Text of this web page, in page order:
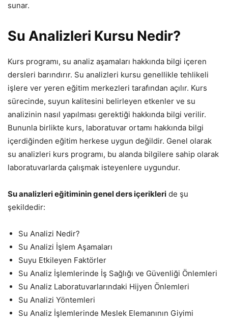
sunar.
Su Analizleri Kursu Nedir?
Kurs programı, su analiz aşamaları hakkında bilgi içeren
dersleri barındırır. Su analizleri kursu genellikle tehlikeli
işlere ver yeren eğitim merkezleri tarafından açılır. Kurs
sürecinde, suyun kalitesini belirleyen etkenler ve su
analizinin nasıl yapılması gerektiği hakkında bilgi verilir.
Bununla birlikte kurs, laboratuvar ortamı hakkında bilgi
içerdiğinden eğitim herkese uygun değildir. Genel olarak
su analizleri kurs programı, bu alanda bilgilere sahip olarak
laboratuvarlarda çalışmak isteyenlere uygundur.
Su analizleri eğitiminin genel ders içerikleri de şu
şekildedir:
Su Analizi Nedir?
Su Analizi İşlem Aşamaları
Suyu Etkileyen Faktörler
Su Analiz İşlemlerinde İş Sağlığı ve Güvenliği Önlemleri
Su Analiz Laboratuvarlarındaki Hijyen Önlemleri
Su Analizi Yöntemleri
Su Analiz İşlemlerinde Meslek Elemanının Giyimi